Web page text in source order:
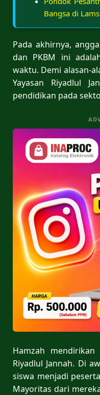
Bangsa di
Pada akhirnya,
dan PKBM ini
waktu. Demi alasan-
Yayasan Riyadlul
pendidikan pada
Hamzah mendirikan
Riyadlul Jannah. Di
siswa menjadi
Mayoritas dari